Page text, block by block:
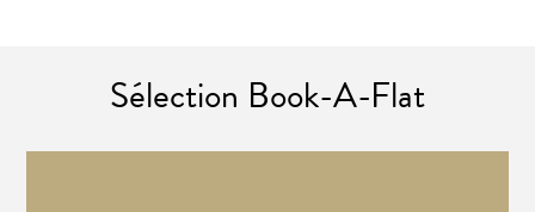
Sélection Book-A-Flat